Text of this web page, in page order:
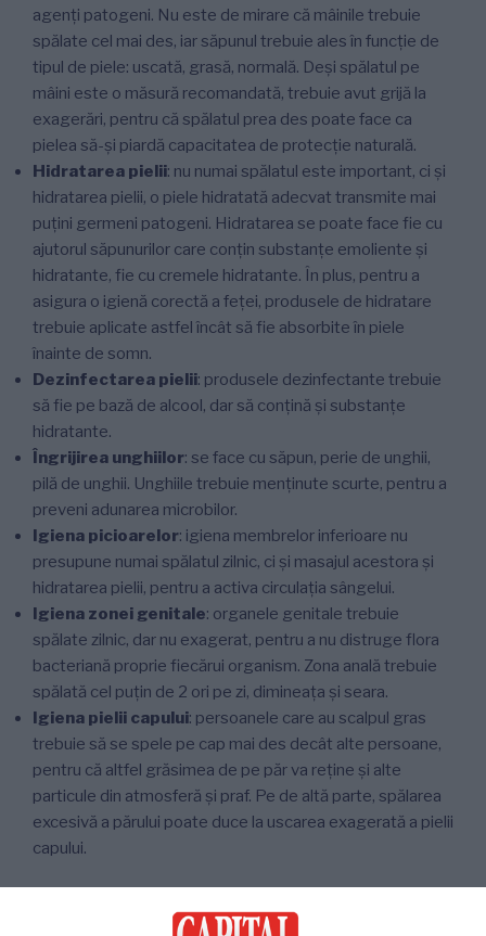
agenți patogeni. Nu este de mirare că mâinile trebuie
spălate cel mai des, iar săpunul trebuie ales în funcție de
tipul de piele: uscată, grasă, normală. Deși spălatul pe
mâini este o măsură recomandată, trebuie avut grijă la
exagerări, pentru că spălatul prea des poate face ca
pielea să-și piardă capacitatea de protecție naturală.
Hidratarea pielii: nu numai spălatul este important, ci și
hidratarea pielii, o piele hidratată adecvat transmite mai
puțini germeni patogeni. Hidratarea se poate face fie cu
ajutorul săpunurilor care conțin substanțe emoliente și
hidratante, fie cu cremele hidratante. În plus, pentru a
asigura o igienă corectă a feței, produsele de hidratare
trebuie aplicate astfel încât să fie absorbite în piele
înainte de somn.
Dezinfectarea pielii: produsele dezinfectante trebuie
să fie pe bază de alcool, dar să conțină și substanțe
hidratante.
Îngrijirea unghiilor: se face cu săpun, perie de unghii,
pilă de unghii. Unghiile trebuie menținute scurte, pentru a
preveni adunarea microbilor.
Igiena picioarelor: igiena membrelor inferioare nu
presupune numai spălatul zilnic, ci și masajul acestora și
hidratarea pielii, pentru a activa circulația sângelui.
Igiena zonei genitale: organele genitale trebuie
spălate zilnic, dar nu exagerat, pentru a nu distruge flora
bacteriană proprie fiecărui organism. Zona anală trebuie
spălată cel puțin de 2 ori pe zi, dimineața și seara.
Igiena pielii capului: persoanele care au scalpul gras
trebuie să se spele pe cap mai des decât alte persoane,
pentru că altfel grăsimea de pe păr va reține și alte
particule din atmosferă și praf. Pe de altă parte, spălarea
excesivă a părului poate duce la uscarea exagerată a pielii
capului.
mai importante reguli de igienă și îngrijire: